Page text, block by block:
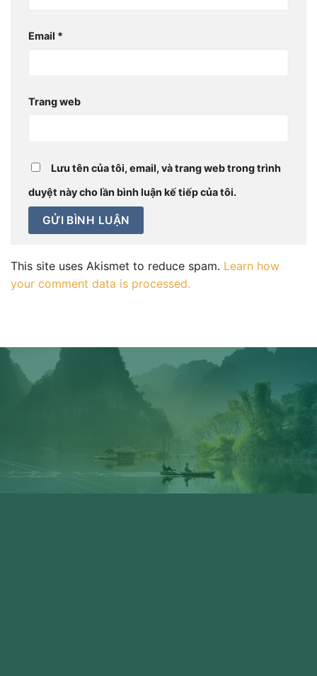
Email *
Trang web
Lưu tên của tôi, email, và trang web trong trình
duyệt này cho lần bình luận kế tiếp của tôi.
This site uses Akismet to reduce spam. Learn how
your comment data is processed.